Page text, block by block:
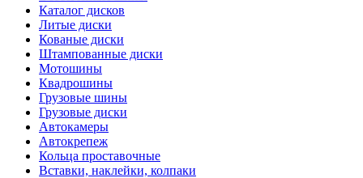
Каталог дисков
Литые диски
Кованые диски
Штампованные диски
Мотошины
Квадрошины
Грузовые шины
Грузовые диски
Автокамеры
Автокрепеж
Кольца проставочные
Вставки, наклейки, колпаки